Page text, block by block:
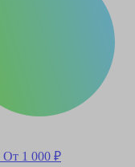
От 1 000 ₽